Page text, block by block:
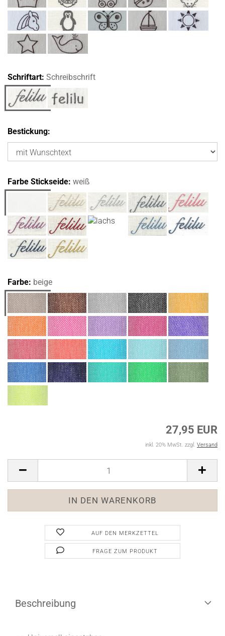
Schriftart: Schreibschrift
Bestickung:
Farbe Stickseide: weiß
Farbe: beige
27,95 EUR
inkl. 20% MwSt. zzgl. Versand
AUF DEN MERKZETTEL
FRAGE ZUM PRODUKT
Beschreibung